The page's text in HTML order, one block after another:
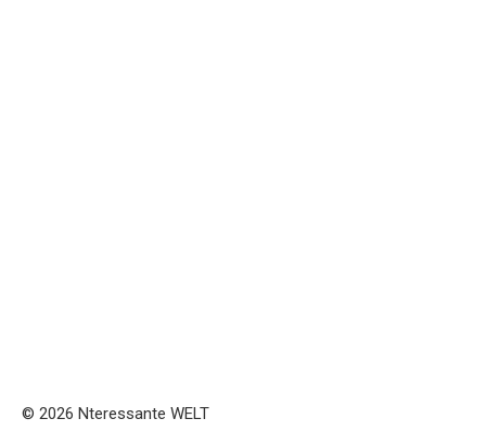
© 2026 Nteressante WELT